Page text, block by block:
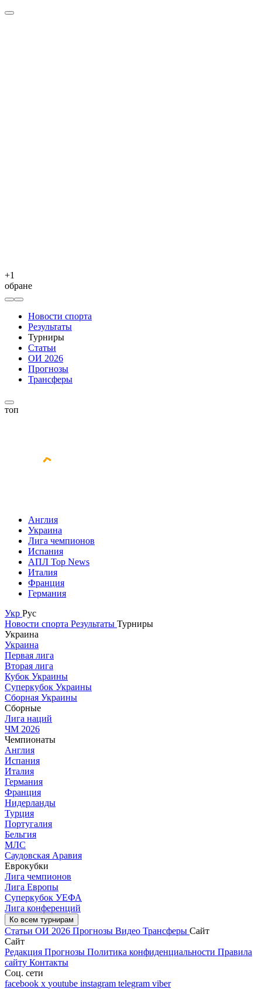
+1
обране
Новости спорта
Результаты
Турниры
Статьи
ОИ 2026
Прогнозы
Трансферы
топ
Англия
Украина
Лига чемпионов
Испания
АПЛ Top News
Италия
Франция
Германия
Укр Рус
Новости спорта Результаты Турниры
Украина
Украина
Первая лига
Вторая лига
Кубок Украины
Суперкубок Украины
Сборная Украины
Сборные
Лига наций
ЧМ 2026
Чемпионаты
Англия
Испания
Италия
Германия
Франция
Нидерланды
Турция
Португалия
Бельгия
МЛС
Саудовская Аравия
Еврокубки
Лига чемпионов
Лига Европы
Суперкубок УЕФА
Лига конференций
Ко всем турнирам
Статьи ОИ 2026 Прогнозы Видео Трансферы Сайт
Сайт
Редакция Прогнозы Политика конфиденциальности Правила
сайту Контакты
Соц. сети
facebook x youtube instagram telegram viber